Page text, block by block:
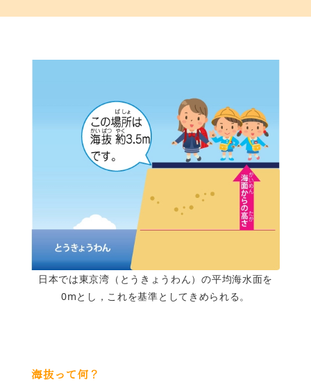
日本では東京湾（とうきょうわん）の平均海水面を
0mとし，これを基準としてきめられる。
海抜って何？